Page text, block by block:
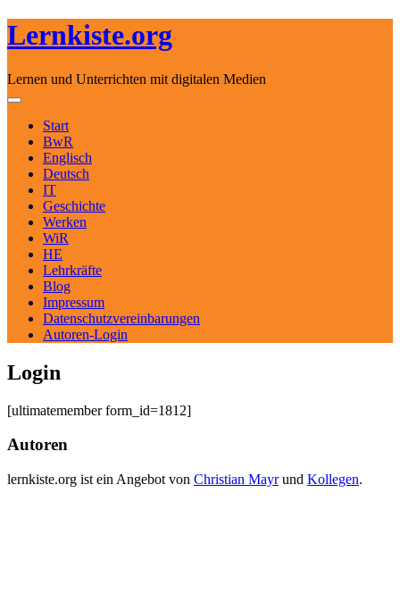
Lernkiste.org
Lernen und Unterrichten mit digitalen Medien
Skip to content
Toggle navigation
Start
BwR
Englisch
Deutsch
IT
Geschichte
Werken
WiR
HE
Lehrkräfte
Blog
Impressum
Datenschutzvereinbarungen
Autoren-Login
Login
[ultimatemember form_id=1812]
Autoren
lernkiste.org ist ein Angebot von Christian Mayrund Kollegen.